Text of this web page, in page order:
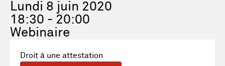
Lundi 8 juin 2020
18:30 - 20:00
Webinaire
Droit à une attestation